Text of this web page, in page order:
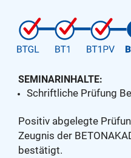
SEMINARINHALTE:
Schriftliche Prüfung
Positiv abgelegte
Zeugnis der
bestätigt.